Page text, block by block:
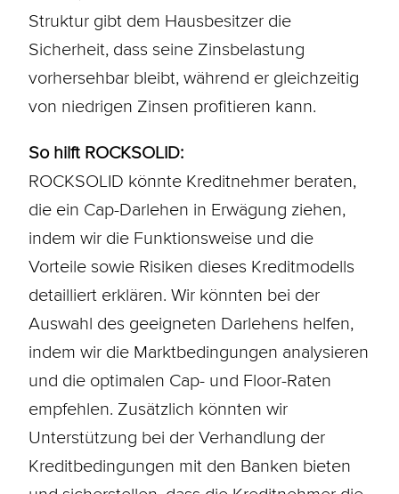
Struktur gibt dem Hausbesitzer die
Sicherheit, dass seine Zinsbelastung
vorhersehbar bleibt, während er gleichzeitig
von niedrigen Zinsen profitieren kann.
So hilft ROCKSOLID:
ROCKSOLID könnte Kreditnehmer beraten,
die ein Cap-Darlehen in Erwägung ziehen,
indem wir die Funktionsweise und die
Vorteile sowie Risiken dieses Kreditmodells
detailliert erklären. Wir könnten bei der
Auswahl des geeigneten Darlehens helfen,
indem wir die Marktbedingungen analysieren
und die optimalen Cap- und Floor-Raten
empfehlen. Zusätzlich könnten wir
Unterstützung bei der Verhandlung der
Kreditbedingungen mit den Banken bieten